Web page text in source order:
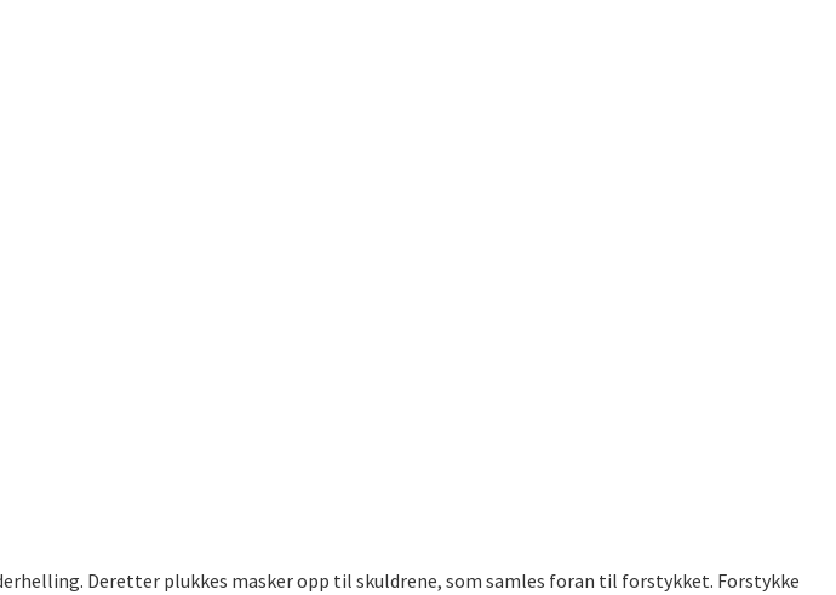
Deretter plukkes masker opp til skuldrene, som samles foran til forstykket. Forstykke